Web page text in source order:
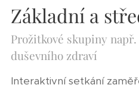
Základní a
Prožitkové skupiny
duševního zdraví
Interaktivní setkání